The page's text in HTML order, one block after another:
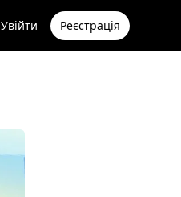
Увійти Реєстрація